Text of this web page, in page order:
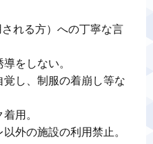
排除宣言
に対する基本方針
ポリシー
れる方）への丁寧な言
をしない。
し、制服の着崩し等な
用。
外の施設の利用禁止。